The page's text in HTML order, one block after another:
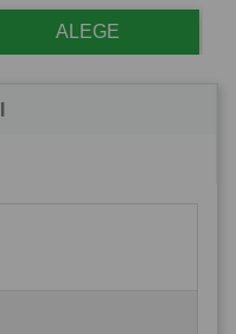
ALEGE